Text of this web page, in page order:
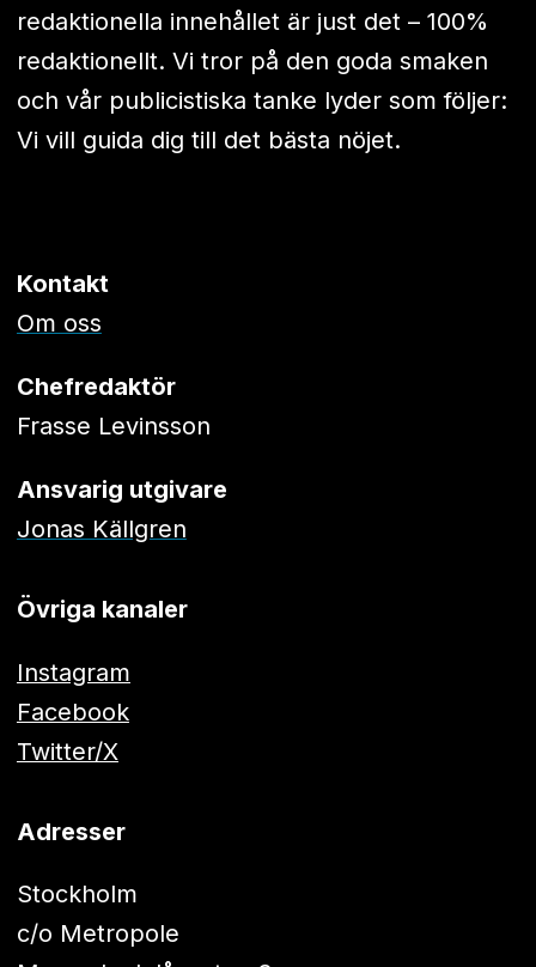
redaktionella innehållet är just det – 100%
redaktionellt. Vi tror på den goda smaken
och vår publicistiska tanke lyder som följer:
Vi vill guida dig till det bästa nöjet.
Kontakt
Om oss
Chefredaktör
Frasse Levinsson
Ansvarig utgivare
Jonas Källgren
Övriga kanaler
Instagram
Facebook
Twitter/X
Adresser
Stockholm
c/o Metropole